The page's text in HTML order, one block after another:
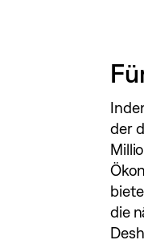
der
die